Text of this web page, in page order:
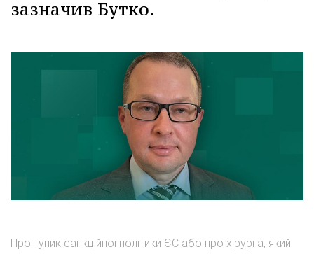
зазначив Бутко.
Про тупик санкційної політики ЄС або про хірурга, який